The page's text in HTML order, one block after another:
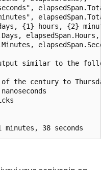
{1} hours, {2}
elapsedSpan.Hours,
similar to the
the century to